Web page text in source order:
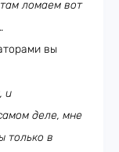
ломаем вот
вы
и
деле, мне
только в